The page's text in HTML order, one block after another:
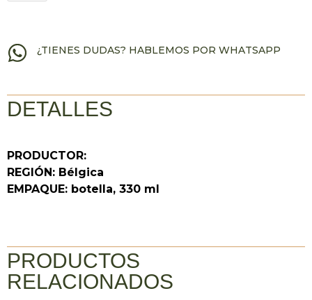
¿TIENES DUDAS? HABLEMOS POR WHATSAPP
DETALLES
PRODUCTOR:
REGIÓN: Bélgica
EMPAQUE: botella, 330 ml
PRODUCTOS
RELACIONADOS